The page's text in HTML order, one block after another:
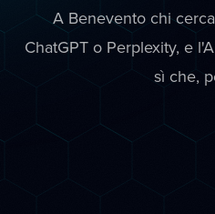
A Benevento chi
ChatGPT o Perplexity, e
sì che,